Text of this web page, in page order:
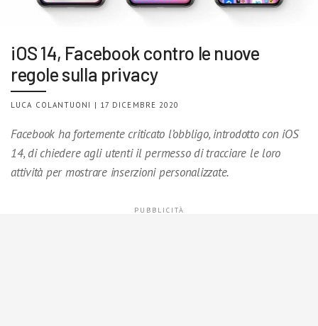
iOS 14, Facebook contro le nuove
regole sulla privacy
LUCA COLANTUONI | 17 DICEMBRE 2020
Facebook ha fortemente criticato l’obbligo, introdotto con iOS
14, di chiedere agli utenti il permesso di tracciare le loro
attività per mostrare inserzioni personalizzate.